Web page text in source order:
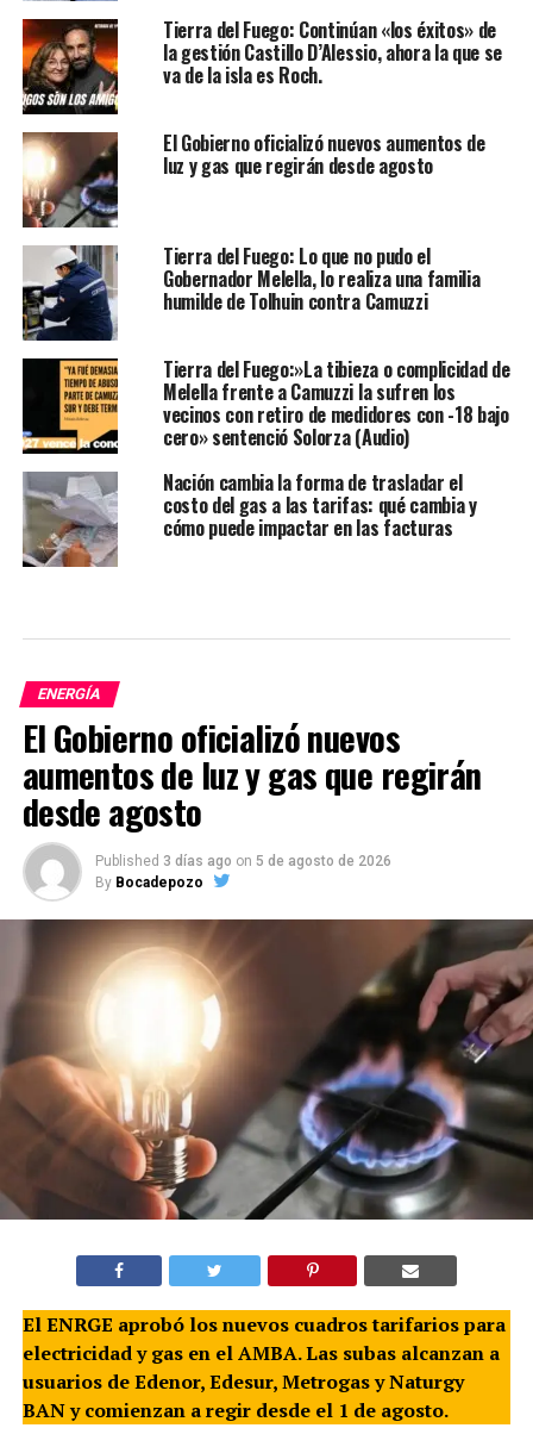
Tierra del Fuego: Continúan «los éxitos» de
la gestión Castillo D’Alessio, ahora la que se
va de la isla es Roch.
El Gobierno oficializó nuevos aumentos de
luz y gas que regirán desde agosto
Tierra del Fuego: Lo que no pudo el
Gobernador Melella, lo realiza una familia
humilde de Tolhuin contra Camuzzi
Tierra del Fuego:»La tibieza o complicidad de
Melella frente a Camuzzi la sufren los
vecinos con retiro de medidores con -18 bajo
cero» sentenció Solorza (Audio)
Nación cambia la forma de trasladar el
costo del gas a las tarifas: qué cambia y
cómo puede impactar en las facturas
ENERGÍA
El Gobierno oficializó nuevos
aumentos de luz y gas que regirán
desde agosto
Published 3 días ago on 5 de agosto de 2026
By Bocadepozo
El ENRGE aprobó los nuevos cuadros tarifarios para
electricidad y gas en el AMBA. Las subas alcanzan a
usuarios de Edenor, Edesur, Metrogas y Naturgy
BAN y comienzan a regir desde el 1 de agosto.